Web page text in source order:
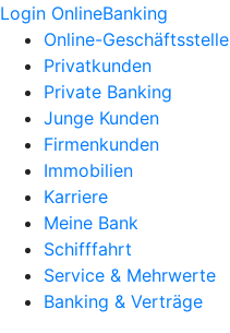
Login OnlineBanking
Online-Geschäftsstelle
Privatkunden
Private Banking
Junge Kunden
Firmenkunden
Immobilien
Karriere
Meine Bank
Schifffahrt
Service & Mehrwerte
Banking & Verträge